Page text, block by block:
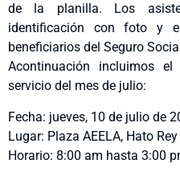
de la planilla. Los
identificación con foto y
beneficiarios del Seguro
Acontinuación incluimos
servicio del mes de julio:
Fecha: jueves, 10 de julio de
Lugar: Plaza AEELA, Hato Rey
Horario: 8:00 am hasta 3:00